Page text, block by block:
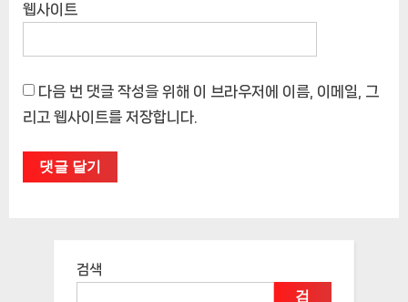
웹사이트
다음 번 댓글 작성을 위해 이 브라우저에 이름, 이메일, 그
리고 웹사이트를 저장합니다.
검색
검